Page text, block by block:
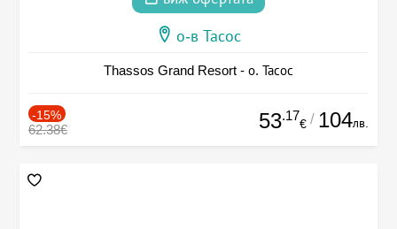
о-в Тасос
Thassos Grand Resort - о. Тасос
-15%
62.38€ 53.17
€ / 104лв.